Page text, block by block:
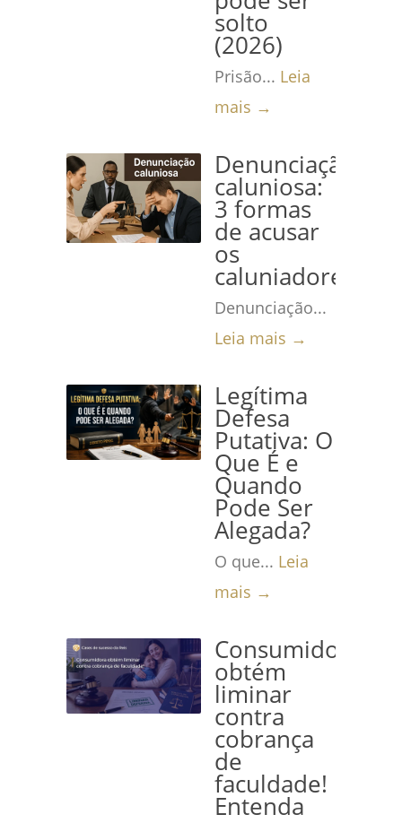
solto
(2026)
Prisão... Leia
mais →
Denunciação
caluniosa:
3 formas
de acusar
os
caluniadores
Denunciação...
Leia mais →
Legítima
Defesa
Putativa: O
Que É e
Quando
Pode Ser
Alegada?
O que... Leia
mais →
Consumidora
obtém
liminar
contra
cobrança
de
faculdade!
Entenda